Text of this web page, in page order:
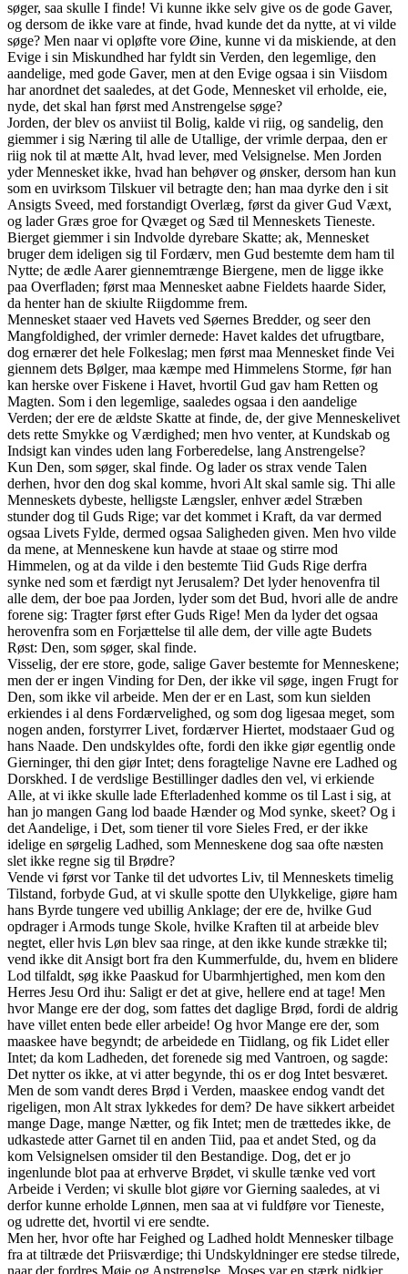
søger, saa skulle I finde! Vi kunne ikke selv give os de gode Gaver,
og dersom de ikke vare at finde, hvad kunde det da nytte, at vi vilde
søge? Men naar vi opløfte vore Øine, kunne vi da miskiende, at den
Evige i sin Miskundhed har fyldt sin Verden, den legemlige, den
aandelige, med gode Gaver, men at den Evige ogsaa i sin Viisdom
har anordnet det saaledes, at det Gode, Mennesket vil erholde, eie,
nyde, det skal han først med Anstrengelse søge?
Jorden, der blev os anviist til Bolig, kalde vi riig, og sandelig, den
giemmer i sig Næring til alle de Utallige, der vrimle derpaa, den er
riig nok til at mætte Alt, hvad lever, med Velsignelse. Men Jorden
yder Mennesket ikke, hvad han behøver og ønsker, dersom han kun
som en uvirksom Tilskuer vil betragte den; han maa dyrke den i sit
Ansigts Sveed, med forstandigt Overlæg, først da giver Gud Væxt,
og lader Græs groe for Qvæget og Sæd til Menneskets Tieneste.
Bierget giemmer i sin Indvolde dyrebare Skatte; ak, Mennesket
bruger dem ideligen sig til Fordærv, men Gud bestemte dem ham til
Nytte; de ædle Aarer giennemtrænge Biergene, men de ligge ikke
paa Overfladen; først maa Mennesket aabne Fieldets haarde Sider,
da henter han de skiulte Riigdomme frem.
Mennesket staaer ved Havets ved Søernes Bredder, og seer den
Mangfoldighed, der vrimler dernede: Havet kaldes det ufrugtbare,
dog ernærer det hele Folkeslag; men først maa Mennesket finde Vei
giennem dets Bølger, maa kæmpe med Himmelens Storme, før han
kan herske over Fiskene i Havet, hvortil Gud gav ham Retten og
Magten. Som i den legemlige, saaledes ogsaa i den aandelige
Verden; der ere de ældste Skatte at finde, de, der give Menneskelivet
dets rette Smykke og Værdighed; men hvo venter, at Kundskab og
Indsigt kan vindes uden lang Forberedelse, lang Anstrengelse?
Kun Den, som søger, skal finde. Og lader os strax vende Talen
derhen, hvor den dog skal komme, hvori Alt skal samle sig. Thi alle
Menneskets dybeste, helligste Længsler, enhver ædel Stræben
stunder dog til Guds Rige; var det kommet i Kraft, da var dermed
ogsaa Livets Fylde, dermed ogsaa Saligheden given. Men hvo vilde
da mene, at Menneskene kun havde at staae og stirre mod
Himmelen, og at da vilde i den bestemte Tiid Guds Rige derfra
synke ned som et færdigt nyt Jerusalem? Det lyder henovenfra til
alle dem, der boe paa Jorden, lyder som det Bud, hvori alle de andre
forene sig: Tragter først efter Guds Rige! Men da lyder det ogsaa
herovenfra som en Forjættelse til alle dem, der ville agte Budets
Røst: Den, som søger, skal finde.
Visselig, der ere store, gode, salige Gaver bestemte for Menneskene;
men der er ingen Vinding for Den, der ikke vil søge, ingen Frugt for
Den, som ikke vil arbeide. Men der er en Last, som kun sielden
erkiendes i al dens Fordærvelighed, og som dog ligesaa meget, som
nogen anden, forstyrrer Livet, fordærver Hiertet, modstaaer Gud og
hans Naade. Den undskyldes ofte, fordi den ikke giør egentlig onde
Gierninger, thi den giør Intet; dens foragtelige Navne ere Ladhed og
Dorskhed. I de verdslige Bestillinger dadles den vel, vi erkiende
Alle, at vi ikke skulle lade Efterladenhed komme os til Last i sig, at
han jo mangen Gang lod baade Hænder og Mod synke, skeet? Og i
det Aandelige, i Det, som tiener til vore Sieles Fred, er der ikke
idelige en sørgelig Ladhed, som Menneskene dog saa ofte næsten
slet ikke regne sig til Brødre?
Vende vi først vor Tanke til det udvortes Liv, til Menneskets timelig
Tilstand, forbyde Gud, at vi skulle spotte den Ulykkelige, giøre ham
hans Byrde tungere ved ubillig Anklage; der ere de, hvilke Gud
opdrager i Armods tunge Skole, hvilke Kraften til at arbeide blev
negtet, eller hvis Løn blev saa ringe, at den ikke kunde strække til;
vend ikke dit Ansigt bort fra den Kummerfulde, du, hvem en blidere
Lod tilfaldt, søg ikke Paaskud for Ubarmhjertighed, men kom den
Herres Jesu Ord ihu: Saligt er det at give, hellere end at tage! Men
hvor Mange ere der dog, som fattes det daglige Brød, fordi de aldrig
have villet enten bede eller arbeide! Og hvor Mange ere der, som
maaskee have begyndt; de arbeidede en Tiidlang, og fik Lidet eller
Intet; da kom Ladheden, det forenede sig med Vantroen, og sagde:
Det nytter os ikke, at vi atter begynde, thi os er dog Intet besværet.
Men de som vandt deres Brød i Verden, maaskee endog vandt det
rigeligen, mon Alt strax lykkedes for dem? De have sikkert arbeidet
mange Dage, mange Nætter, og fik Intet; men de trættedes ikke, de
udkastede atter Garnet til en anden Tiid, paa et andet Sted, og da
kom Velsignelsen omsider til den Bestandige. Dog, det er jo
ingenlunde blot paa at erhverve Brødet, vi skulle tænke ved vort
Arbeide i Verden; vi skulle blot giøre vor Gierning saaledes, at vi
derfor kunne erholde Lønnen, men saa at vi fuldføre vor Tieneste,
og udrette det, hvortil vi ere sendte.
Men her, hvor ofte har Feighed og Ladhed holdt Mennesker tilbage
fra at tiltræde det Priisværdige; thi Undskyldninger ere stedse tilrede,